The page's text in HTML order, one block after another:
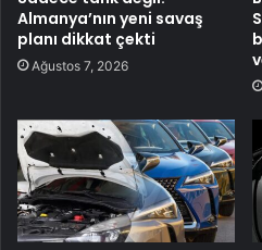
Almanya’nın yeni savaş
planı dikkat çekti
Ağustos 7, 2026